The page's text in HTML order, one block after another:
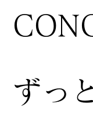
ずっ